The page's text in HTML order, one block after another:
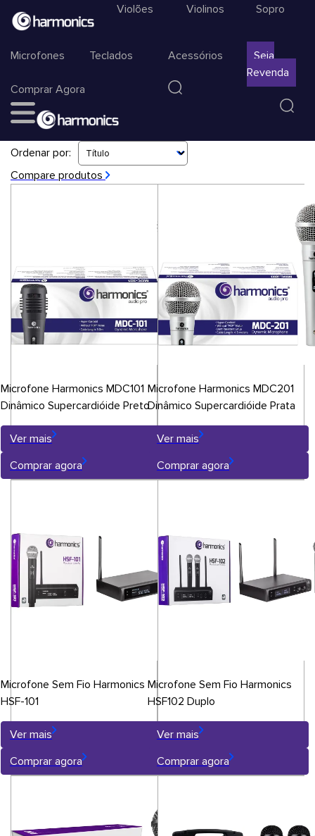
Violões Violinos Sopro
Microfones Teclados Acessórios
Seja
Revenda
Comprar Agora
Ordenar por:
Compare produtos
Microfone Harmonics MDC101
Dinâmico Supercardióide Preto
Ver mais
Comprar agora
Microfone Harmonics MDC201
Dinâmico Supercardióide Prata
Ver mais
Comprar agora
Microfone Sem Fio Harmonics
HSF-101
Ver mais
Comprar agora
Microfone Sem Fio Harmonics
HSF102 Duplo
Ver mais
Comprar agora